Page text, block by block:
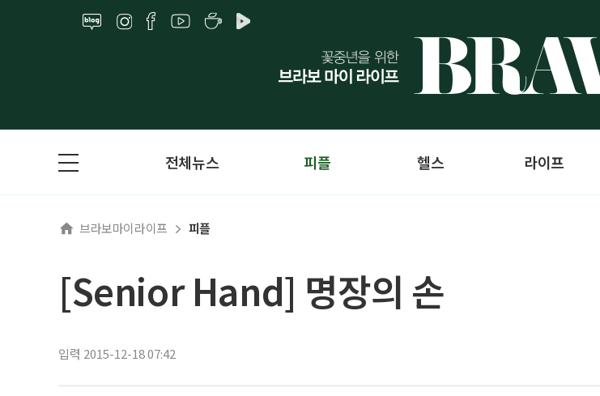
전체뉴스 피플 헬스 라이프
브라보마이라이프 피플
[Senior Hand] 명장의 손
입력 2015-12-18 07:42